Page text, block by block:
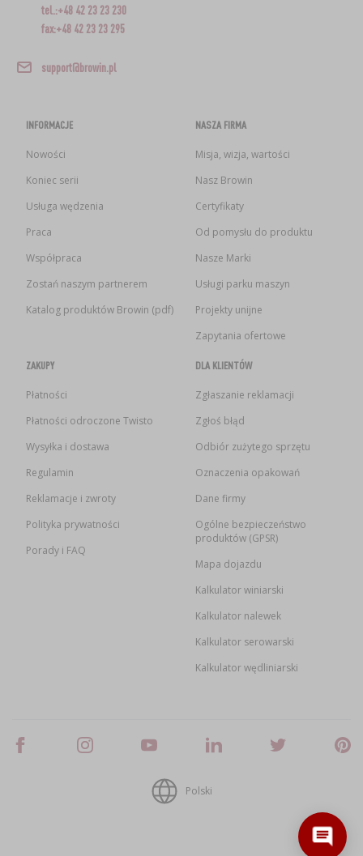
tel.:+48 42 23 23 230
fax:+48 42 23 23 295
support@browin.pl
INFORMACJE
Nowości
Koniec serii
Usługa wędzenia
Praca
Współpraca
Zostań naszym partnerem
Katalog produktów Browin (pdf)
NASZA FIRMA
Misja, wizja, wartości
Nasz Browin
Certyfikaty
Od pomysłu do produktu
Nasze Marki
Usługi parku maszyn
Projekty unijne
Zapytania ofertowe
ZAKUPY
Płatności
Płatności odroczone Twisto
Wysyłka i dostawa
Regulamin
Reklamacje i zwroty
Polityka prywatności
Porady i FAQ
DLA KLIENTÓW
Zgłaszanie reklamacji
Zgłoś błąd
Odbiór zużytego sprzętu
Oznaczenia opakowań
Dane firmy
Ogólne bezpieczeństwo
produktów (GPSR)
Mapa dojazdu
Kalkulator winiarski
Kalkulator nalewek
Kalkulator serowarski
Kalkulator wędliniarski
Polski